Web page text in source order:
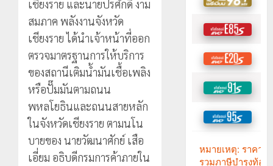
เชียงราย และนายปรศักดิ์ งาม
สมภาค พลังงานจังหวัด
เชียงราย ได้นำเจ้าหน้าที่ออก
ตรวจมาตรฐานการให้บริการ
ของสถานีเติมน้ำมันเชื้อเพลิง
หรือปั๊มมันตามถนน
พหลโยธินและถนนสายหลัก
ในจังหวัดเชียงราย ตามนโน
บายของ นายวัฒนาศักย์ เสือ
เอี่ยม อธิบดีกรมการค้าภายใน